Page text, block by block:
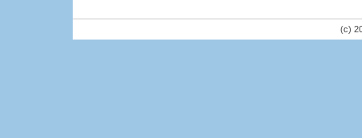
(c)